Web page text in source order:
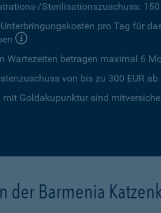
Sterilisationszuschuss: 150
pro Tag für
Wartezeiten betragen maximal 6
von bis zu 300 EUR
mit Goldakupunktur sind
der Barmenia